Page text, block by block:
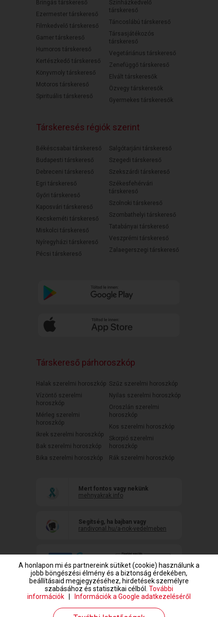
Bringás társkereső
Ezermester társkereső
Filmkedvelő társkereső
Gamer társkereső
Humoros társkereső
Kertészkedő társkereső
Könyvmoly társkereső
Motoros társkereső
Spirituális társkereső
Színházkedvelő
társkereső
Táncoslábú társkereső
Társasjátékozós
társkereső
Vegetáriánus társkereső
Zenefüggő társkereső
Elvált társkeresők
Özvegy társkeresők
Gyermekes társkeresők
Társkeresés régiók szerint
Békéscsabai társkereső
Budapesti társkereső
Debreceni társkereső
Egri társkereső
Győri társkereső
Kaposvári társkereső
Kecskeméti társkereső
Miskolci társkereső
Nyíregyházi társkereső
Pécsi társkereső
Salgótarjáni társkereső
Szegedi társkereső
Szekszárdi társkereső
Székesfehérvári
társkereső
Szolnoki társkereső
Szombathelyi társkereső
Tatabányai társkereső
Veszprémi társkereső
Zalaegerszegi társkereső
Társkereső párhoroszkóp
Halak szerelmi horoszkóp
Vízöntő szerelmi
horoszkóp
Mérleg szerelmi
horoszkóp
Ikrek szerelmi horoszkóp
Bak szerelmi horoszkóp
Bika szerelmi horoszkóp
Szűz szerelmi horoszkóp
Nyilas szerelmi horoszkóp
Oroszlán szerelmi
horoszkóp
Kos szerelmi horoszkóp
Skorpió szerelmi
horoszkóp
Rák szerelmi horoszkóp
Mert fontos vagy nekünk
mehnyakrak.info
Segítség, ha bajban vagy
randivonal.hu/a-nok-vedelmeben
www.randivonal.hu © Copyright 1999-2026 Dating Central Europe Zrt.
A honlapon mi és partnereink sütiket (cookie) használunk a
jobb böngészési élmény és a biztonság érdekében,
beállításaid megjegyzéséhez, hirdetések személyre
szabásához és statisztikai célból. További
információk
Információk a Google adatkezeléséről